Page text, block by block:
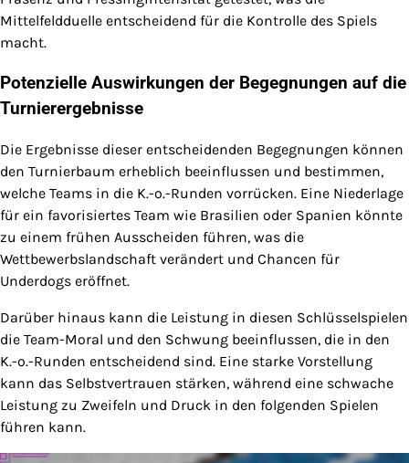
Mittelfeldduelle entscheidend für die Kontrolle des Spiels
macht.
Potenzielle Auswirkungen der Begegnungen auf die
Turnierergebnisse
Die Ergebnisse dieser entscheidenden Begegnungen können
den Turnierbaum erheblich beeinflussen und bestimmen,
welche Teams in die K.-o.-Runden vorrücken. Eine Niederlage
für ein favorisiertes Team wie Brasilien oder Spanien könnte
zu einem frühen Ausscheiden führen, was die
Wettbewerbslandschaft verändert und Chancen für
Underdogs eröffnet.
Darüber hinaus kann die Leistung in diesen Schlüsselspielen
die Team-Moral und den Schwung beeinflussen, die in den
K.-o.-Runden entscheidend sind. Eine starke Vorstellung
kann das Selbstvertrauen stärken, während eine schwache
Leistung zu Zweifeln und Druck in den folgenden Spielen
führen kann.